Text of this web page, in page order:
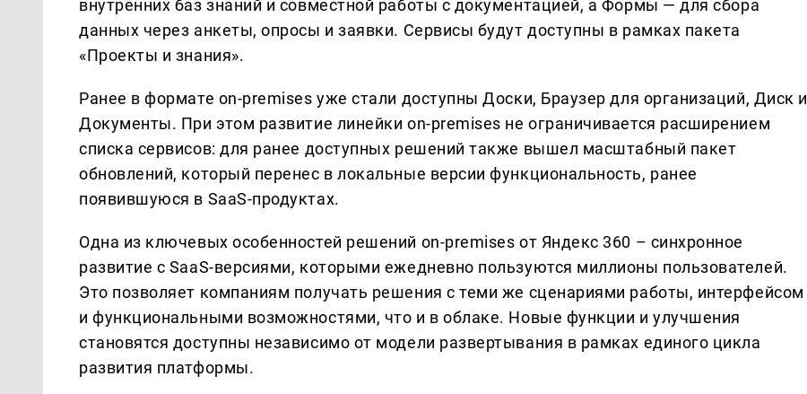
внутренних баз знаний и совместной работы с документацией, а Формы — для сбора
данных через анкеты, опросы и заявки. Сервисы будут доступны в рамках пакета
«Проекты и знания».
Ранее в формате on-premises уже стали доступны Доски, Браузер для организаций, Диск и
Документы. При этом развитие линейки on-premises не ограничивается расширением
списка сервисов: для ранее доступных решений также вышел масштабный пакет
обновлений, который перенес в локальные версии функциональность, ранее
появившуюся в SaaS-продуктах.
Одна из ключевых особенностей решений on-premises от Яндекс 360 – синхронное
развитие с SaaS-версиями, которыми ежедневно пользуются миллионы пользователей.
Это позволяет компаниям получать решения с теми же сценариями работы, интерфейсом
и функциональными возможностями, что и в облаке. Новые функции и улучшения
становятся доступны независимо от модели развертывания в рамках единого цикла
развития платформы.